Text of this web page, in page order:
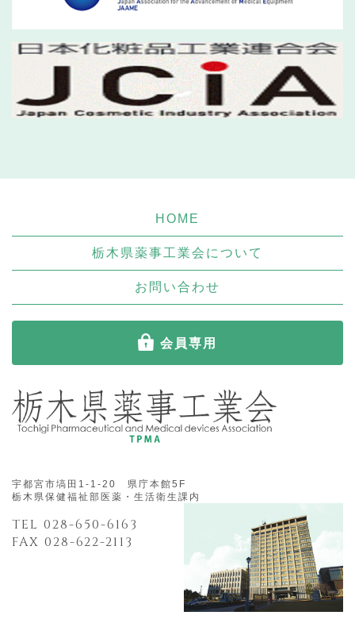
HOME
栃木県薬事工業会について
お問い合わせ
会員専用
宇都宮市塙田1-1-20 県庁本館5F
栃木県保健福祉部医薬・生活衛生課内
TEL 028-650-6163
FAX 028-622-2113